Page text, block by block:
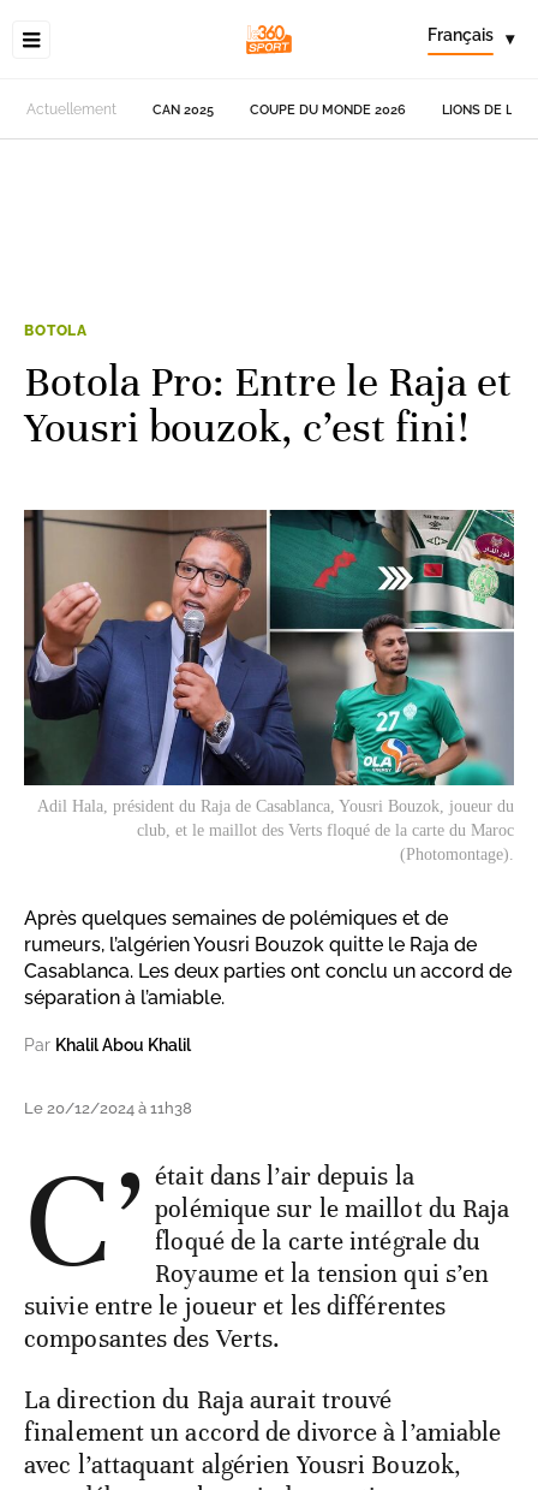
Français ▾
Actuellement CAN 2025 COUPE DU MONDE 2026 LIONS DE
BOTOLA
Botola Pro: Entre le Raja et
Yousri bouzok, c’est fini!
Adil Hala, président du Raja de Casablanca, Yousri Bouzok, joueur du
club, et le maillot des Verts floqué de la carte du Maroc
(Photomontage).
Après quelques semaines de polémiques et de
rumeurs, l’algérien Yousri Bouzok quitte le Raja de
Casablanca. Les deux parties ont conclu un accord de
séparation à l’amiable.
Par Khalil Abou Khalil
Le 20/12/2024 à 11h38
C’ était dans l’air depuis la
polémique sur le maillot du Raja
floqué de la carte intégrale du
Royaume et la tension qui s’en
suivie entre le joueur et les différentes
composantes des Verts.
La direction du Raja aurait trouvé
finalement un accord de divorce à l’amiable
avec l’attaquant algérien Yousri Bouzok,